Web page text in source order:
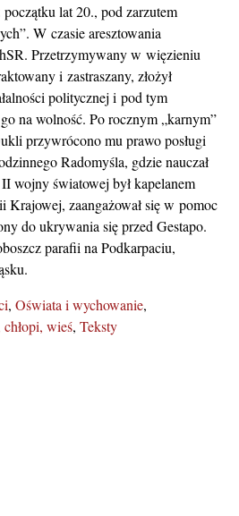
lat 20., pod zarzutem
W czasie aresztowania
Przetrzymywany w więzieniu
i zastraszany, złożył
politycznej i pod tym
na wolność. Po rocznym „karnym”
przywrócono mu prawo posługi
Radomyśla, gdzie nauczał
wojny światowej był kapelanem
Krajowej, zaangażował się w pomoc
do ukrywania się przed Gestapo.
parafii na Podkarpaciu,
Oświata i wychowanie
wieś Teksty